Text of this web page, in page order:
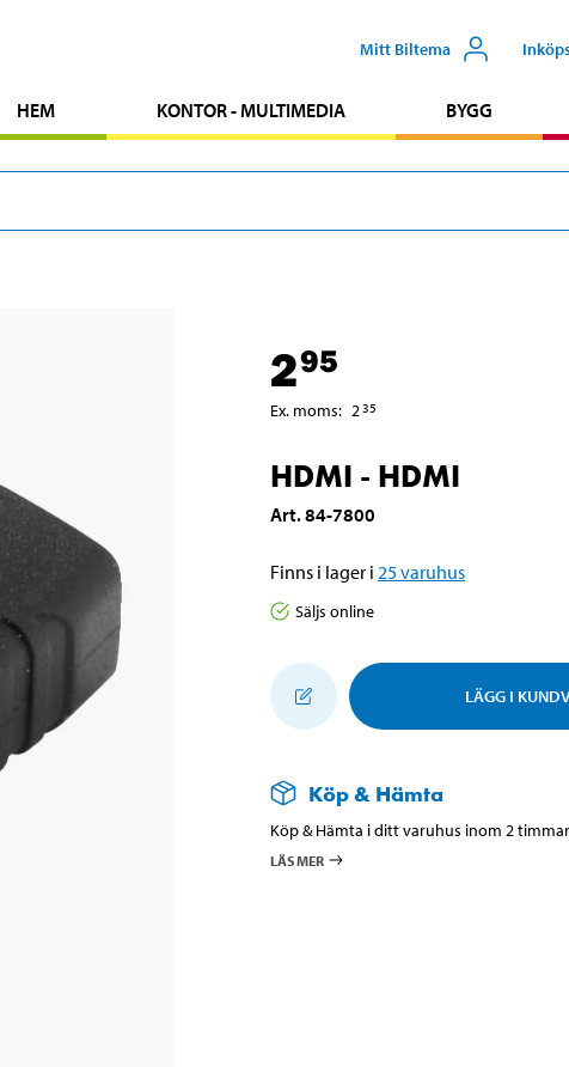
Mitt Biltema
HEM KONTOR - MULTIMEDIA BYGG
295
Ex. moms: 235
HDMI - HDMI
Art.84-7800
Finns i lager i 25varuhus
Säljs online
LÄGG I
Köp & Hämta
Köp & Hämta i ditt varuhus inom 2
LÄS MER